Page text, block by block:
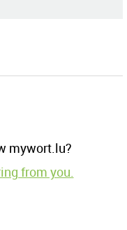
mywort.lu?
from you.